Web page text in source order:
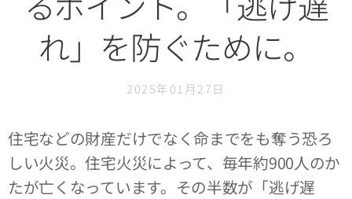
れ」を防ぐために。
2025年01月27日
住宅などの財産だけでなく命までをも奪う恐ろ
しい火災。住宅火災によって、毎年約900人のか
たが亡くなっています。その半数が「逃げ遅